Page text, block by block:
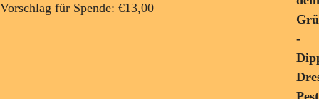
Vorschlag für Spende: €13,00